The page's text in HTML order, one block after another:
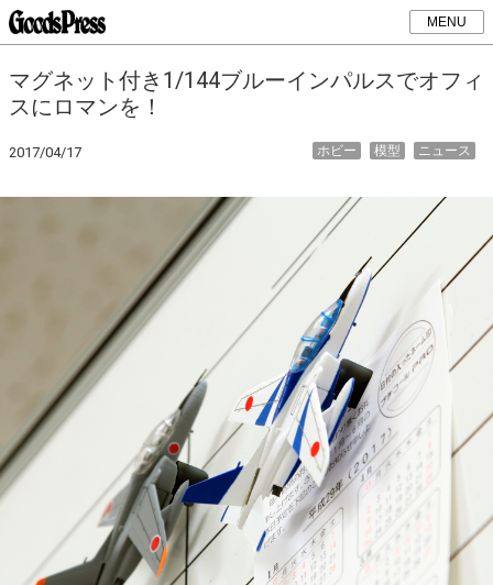
MENU
マグネット付き1/144ブルーインパルスでオフィ
スにロマンを！
2017/04/17 ニュース
模型
ホビー